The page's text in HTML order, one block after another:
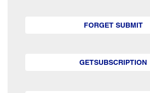
FORGET SUBMIT
GETSUBSCRIPTION